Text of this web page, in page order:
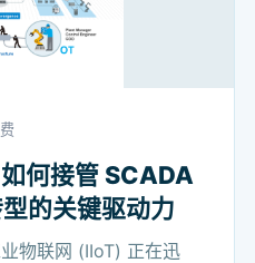
何接管 SCADA
的关键驱动力
物联网 (IIoT) 正在迅